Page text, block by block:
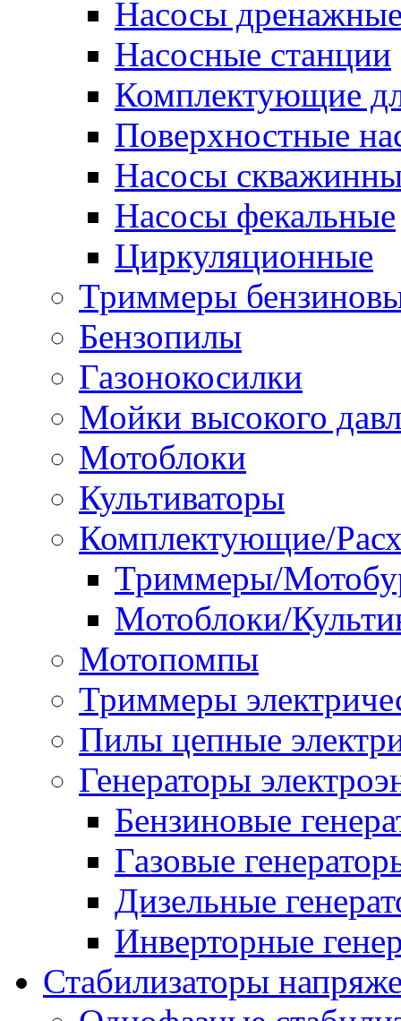
Насосы
Насосные станции
Комплектующие
Поверхностные
Насосы
Насосы фекальные
Циркуляционные
Триммеры
Бензопилы
Газонокосилки
Мойки высокого
Мотоблоки
Культиваторы
Комплектующие/
Триммеры/
Мотоблоки/
Мотопомпы
Триммеры
Пилы цепные
Генераторы
Бензиновые
Газовые
Дизельные
Инверторные
Стабилизаторы